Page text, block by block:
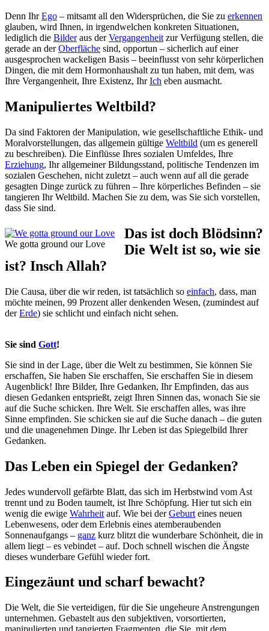
Denn IhrEgo – mitsamt all den Widersprüchen, die Sie zu erkennen
glauben, wird Ihnen, in irgendwelchen konkreten Situationen,
lediglich die Bilderaus derVergangenheit zur Verfügung stellen, die
gerade an derOberfläche sind, opportun – sicherlich auf einer
ausgesprochen wackeligen Basis – beeinflusst von sehr körperlichen
Dingen, die mit dem Hormonhaushalt zu tun haben, mit dem, was
Ihre Vergangenheit, Ihre Existenz, IhrIch eben ausmacht.
Manipuliertes Weltbild?
Da sind Faktoren der Manipulation, wie gesellschaftliche Ethik- und
Moralvorstellungen, das allgemein gültige Weltbild (um es generell
zu beschreiben). Die Einflüsse Ihres sozialen Umfeldes, Ihre
Erziehung, Ihr allgemeiner Bildungsstand, politische Tendenzen im
sozialen Geschehen, nicht zuletzt – auch wenn auf all die gerade
gesagten Dinge zurück zu führen – Ihre körperliches Befinden – sie
tangieren Ihr Weltbild. Machen Sie zu dem, was Sie sich vorstellen,
dass Sie sind.
We gotta ground our Love
Das ist doch Blödsinn?
Die Welt ist so, wie sie
ist? Insch Allah?
Die Causa, über die wir reden, ist tatsächlich so einfach, dass, man
möchte meinen, 99 Prozent aller denkenden Wesen, (zumindest auf
derErde) sie schlicht und einfach nicht sehen.
Sie sind Gott!
Sie sind in der Lage, über die Welt zu bestimmen, Sie können Sie
erschaffen, Sie haben Sie erschaffen, Sie erschaffen Sie in diesem
Augenblick! Ihre Bilder, Ihre Gedanken, Ihr Empfinden, das aus
diesen Gedanken entsprießt, zeigt Ihren Sinnen das, wonach Sie sie
auf die Suche schicken. Ihre Welt. Sie erschaffen alles, was ihre
Sinne empfinden. Sie schicken sie auf die Suche danach – die guten
und die unagenehmen Dinge. Ihr Leben ist das Spiegelbild Ihrer
Gedanken.
Das Leben ein Spiegel der Gedanken?
Jedes wundervoll gefärbte Blatt, das sich im Herbstwind vom Ast
trennt und zu Boden taumelt, ist Ihre Schöpfung. Hier tut sich ein
wenig die ewige Wahrheit auf. Wie bei derGeburt eines neuen
Lebenwesens, oder dem Erlebnis eines atemberaubenden
Sonnenaufgangs – ganz kurz blitzt die wunderbare Schönheit, die in
allem liegt – es vebindet – auf. Doch schnell wischen die Ängste
dieses wunderbare Gefühl wieder fort.
Eingezäunt und scharf bewacht?
Die Welt, die Sie verteidigen, für die Sie ungeheure Anstrengungen
unternehmen. Gebastelt aus den subjektiven, vorsortierten,